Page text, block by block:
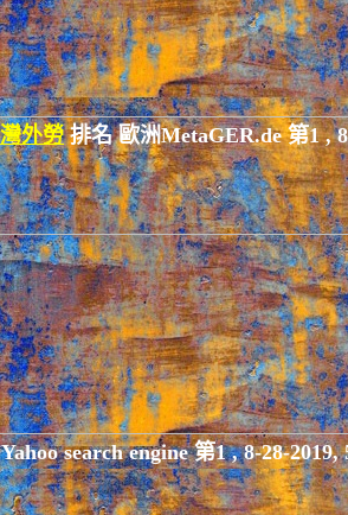
外勞排名 歐洲MetaGER.de 第1 ,
search engine 第1 ,8-28-2019,